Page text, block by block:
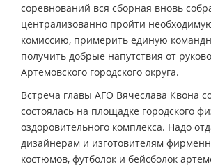
соревнований вся сборная вновь
централизованно пройти
комиссию, примерить единую
получить добрые напутствия от
Артемовского городского округа.
Встреча главы АГО Вячеслава Квона
состоялась на площадке городского
оздоровительного комплекса. Надо
дизайнерам и изготовителям
костюмов, футболок и бейсболок